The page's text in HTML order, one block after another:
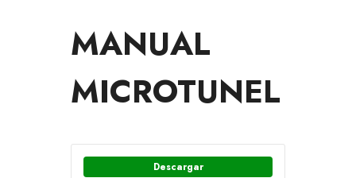
MANUAL
MICROTUNEL
Descargar